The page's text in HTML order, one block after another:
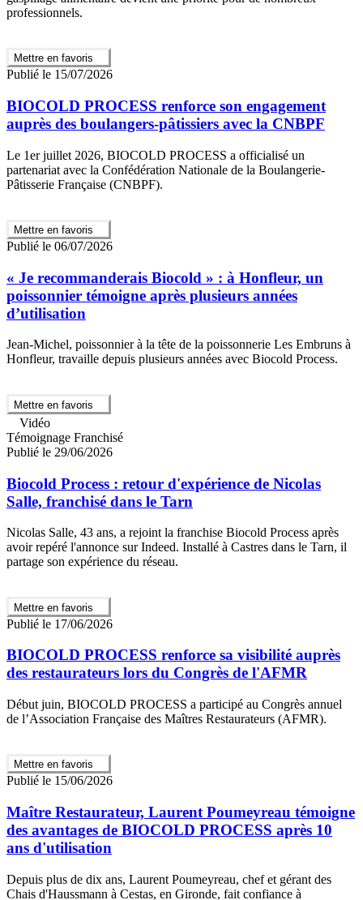
professionnels.
Mettre en favoris
Publié le 15/07/2026
BIOCOLD PROCESS renforce son engagement
auprès des boulangers-pâtissiers avec la CNBPF
Le 1er juillet 2026, BIOCOLD PROCESS a officialisé un
partenariat avec la Confédération Nationale de la Boulangerie-
Pâtisserie Française (CNBPF).
Mettre en favoris
Publié le 06/07/2026
« Je recommanderais Biocold » : à Honfleur, un
poissonnier témoigne après plusieurs années
d’utilisation
Jean-Michel, poissonnier à la tête de la poissonnerie Les Embruns à
Honfleur, travaille depuis plusieurs années avec Biocold Process.
Mettre en favoris
Vidéo
Témoignage Franchisé
Publié le 29/06/2026
Biocold Process : retour d'expérience de Nicolas
Salle, franchisé dans le Tarn
Nicolas Salle, 43 ans, a rejoint la franchise Biocold Process après
avoir repéré l'annonce sur Indeed. Installé à Castres dans le Tarn, il
partage son expérience du réseau.
Mettre en favoris
Publié le 17/06/2026
BIOCOLD PROCESS renforce sa visibilité auprès
des restaurateurs lors du Congrès de l'AFMR
Début juin, BIOCOLD PROCESS a participé au Congrès annuel
de l’Association Française des Maîtres Restaurateurs (AFMR).
Mettre en favoris
Publié le 15/06/2026
Maître Restaurateur, Laurent Poumeyreau témoigne
des avantages de BIOCOLD PROCESS après 10
ans d'utilisation
Depuis plus de dix ans, Laurent Poumeyreau, chef et gérant des
Chais d'Haussmann à Cestas, en Gironde, fait confiance à